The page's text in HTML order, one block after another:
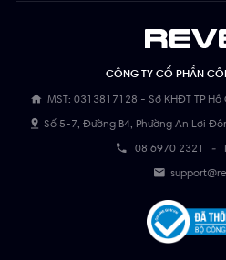
CÔNG TY CỔ PHẦN
MST: 0313817128 - Sở KHĐT TP
Số 5-7, Đường B4, Phường An Lợi
08 6970 2321 -